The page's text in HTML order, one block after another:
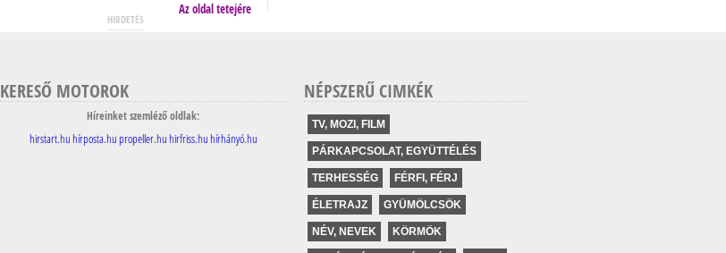
Az oldal tetejére
HIRDETÉS
KERESŐ MOTOROK
Híreinket szemléző oldlak:
hirstart.huhírposta.hupropeller.huhirfriss.huhírhányó.hu
NÉPSZERŰ CIMKÉK
TV, MOZI, FILM
PÁRKAPCSOLAT, EGYÜTTÉLÉS
TERHESSÉG FÉRFI, FÉRJ
ÉLETRAJZ GYÜMÖLCSÖK
NÉV, NEVEK KÖRMÖK